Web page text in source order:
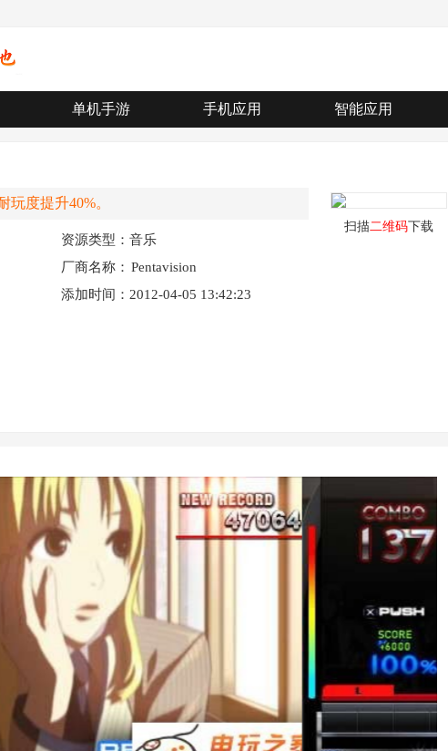
单机手游 手机应用 智能应用
度提升40%。
资源类型：音乐
厂商名称： Pentavision
添加时间：2012-04-05 13:42:23
扫描二维码下载